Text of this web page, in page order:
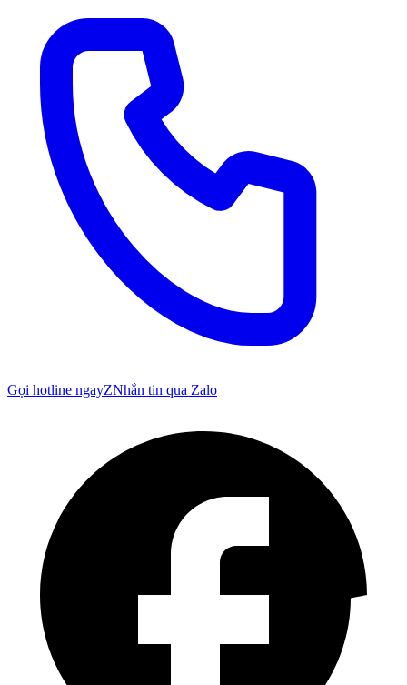
Gọi hotline ngayZNhắn tin qua Zalo